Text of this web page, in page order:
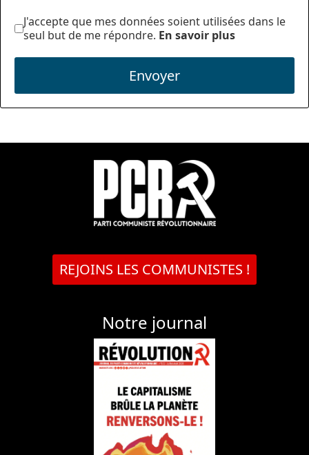
J'accepte que mes données soient utilisées dans le
seul but de me répondre. En savoir plus
Envoyer
REJOINS LES COMMUNISTES !
Notre journal